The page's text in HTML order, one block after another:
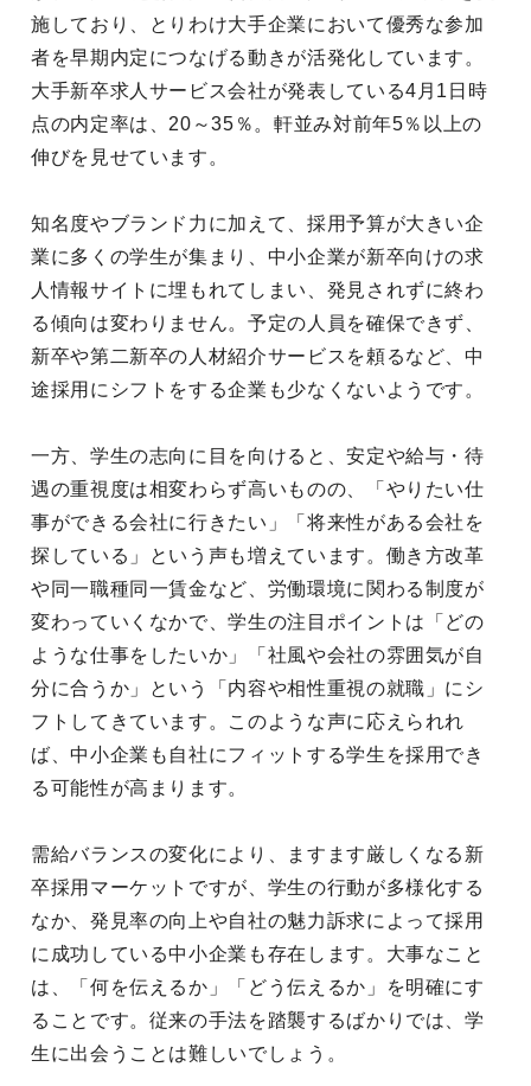
施しており、とりわけ大手企業において優秀な参加
者を早期内定につなげる動きが活発化しています。
大手新卒求人サービス会社が発表している4月1日時
点の内定率は、20～35％。軒並み対前年5％以上の
伸びを見せています。
知名度やブランド力に加えて、採用予算が大きい企
業に多くの学生が集まり、中小企業が新卒向けの求
人情報サイトに埋もれてしまい、発見されずに終わ
る傾向は変わりません。予定の人員を確保できず、
新卒や第二新卒の人材紹介サービスを頼るなど、中
途採用にシフトをする企業も少なくないようです。
一方、学生の志向に目を向けると、安定や給与・待
遇の重視度は相変わらず高いものの、「やりたい仕
事ができる会社に行きたい」「将来性がある会社を
探している」という声も増えています。働き方改革
や同一職種同一賃金など、労働環境に関わる制度が
変わっていくなかで、学生の注目ポイントは「どの
ような仕事をしたいか」「社風や会社の雰囲気が自
分に合うか」という「内容や相性重視の就職」にシ
フトしてきています。このような声に応えられれ
ば、中小企業も自社にフィットする学生を採用でき
る可能性が高まります。
需給バランスの変化により、ますます厳しくなる新
卒採用マーケットですが、学生の行動が多様化する
なか、発見率の向上や自社の魅力訴求によって採用
に成功している中小企業も存在します。大事なこと
は、「何を伝えるか」「どう伝えるか」を明確にす
ることです。従来の手法を踏襲するばかりでは、学
生に出会うことは難しいでしょう。